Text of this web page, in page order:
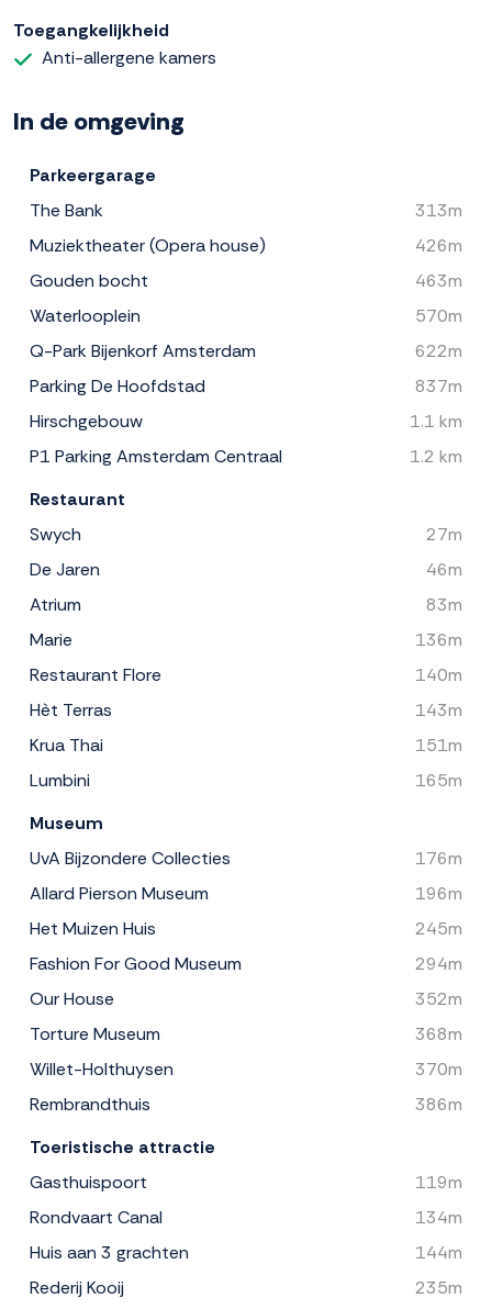
Toegangkelijkheid
Anti-allergene kamers
In de omgeving
Parkeergarage
The Bank
313m
Muziektheater (Opera house)
426m
Gouden bocht
463m
Waterlooplein
570m
Q-Park Bijenkorf Amsterdam
622m
Parking De Hoofdstad
837m
Hirschgebouw
1.1 km
P1 Parking Amsterdam Centraal
1.2 km
Restaurant
Swych
27m
De Jaren
46m
Atrium
83m
Marie
136m
Restaurant Flore
140m
Hèt Terras
143m
Krua Thai
151m
Lumbini
165m
Museum
UvA Bijzondere Collecties
176m
Allard Pierson Museum
196m
Het Muizen Huis
245m
Fashion For Good Museum
294m
Our House
352m
Torture Museum
368m
Willet-Holthuysen
370m
Rembrandthuis
386m
Toeristische attractie
Gasthuispoort
119m
Rondvaart Canal
134m
Huis aan 3 grachten
144m
Rederij Kooij
235m